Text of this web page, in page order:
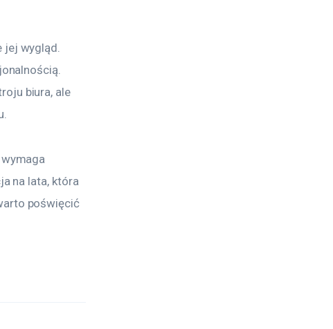
wygląd.
biura, ale
na lata, która
poświęcić